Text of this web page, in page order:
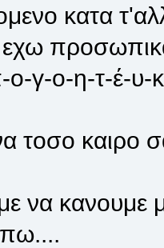
κατα
εχω
ο-γ-ο-η-τ-έ-υ-
τοσο καιρο
να κανουμε
πω....